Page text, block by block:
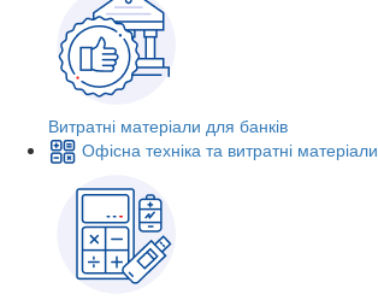
Витратні матеріали для банків
Офісна техніка та витратні матеріали